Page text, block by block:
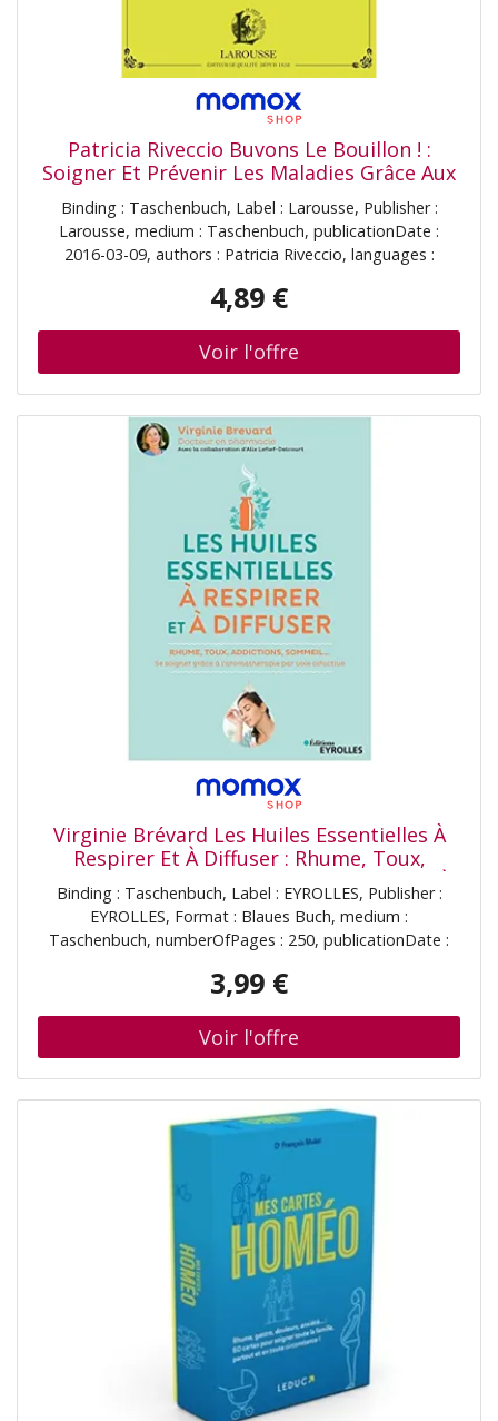
Patricia Riveccio Buvons Le Bouillon ! :
Soigner Et Prévenir Les Maladies Grâce Aux
Bouillons : Allergies, Asthme, Problèmes
Intestinaux, Rhume, Grippe...
Binding : Taschenbuch, Label : Larousse, Publisher :
Larousse, medium : Taschenbuch, publicationDate :
2016-03-09, authors : Patricia Riveccio, languages :
4,89 €
Virginie Brévard Les Huiles Essentielles À
Respirer Et À Diffuser : Rhume, Toux,
Addictions, Sommeil... : Se Soigner Grâce À
L'Aromathérapie Par Voie Olfactive
Binding : Taschenbuch, Label : EYROLLES, Publisher :
EYROLLES, Format : Blaues Buch, medium :
Taschenbuch, numberOfPages : 250, publicationDate :
3,99 €